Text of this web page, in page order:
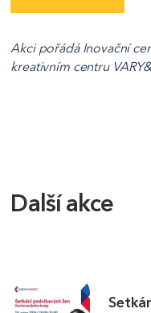
Akci pořádá Inovační
kreativním centru
Další akce